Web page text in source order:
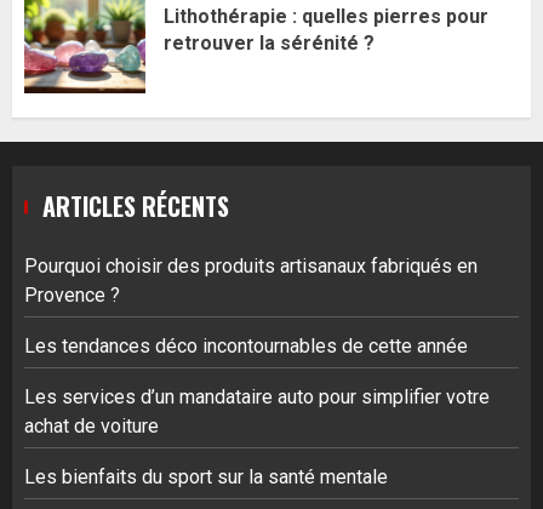
Lithothérapie : quelles pierres pour
retrouver la sérénité ?
ARTICLES RÉCENTS
Pourquoi choisir des produits artisanaux fabriqués en
Provence ?
Les tendances déco incontournables de cette année
Les services d’un mandataire auto pour simplifier votre
achat de voiture
Les bienfaits du sport sur la santé mentale